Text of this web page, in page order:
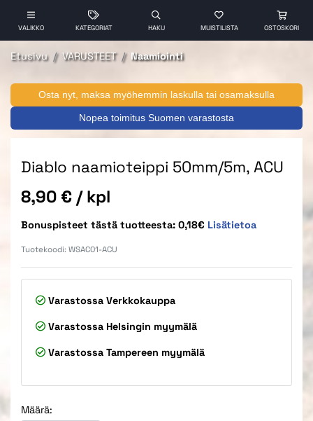
VALIKKO KATEGORIAT HAKU MUISTILISTA OSTOSKORI
Etusivu VARUSTEET Naamiointi
Osta nyt, maksa myöhemmin laskulla tai osamaksulla
Nopea toimitus Suomen varastosta
Diablo naamioteippi 50mm/5m, ACU
Hinta
8,90 € / kpl
Bonuspisteet tästä tuotteesta: 0,18€ Lisätietoa
Tuotekoodi: WSAC01-ACU
Varastossa Verkkokauppa
Varastossa Helsingin myymälä
Varastossa Tampereen myymälä
Määrä: